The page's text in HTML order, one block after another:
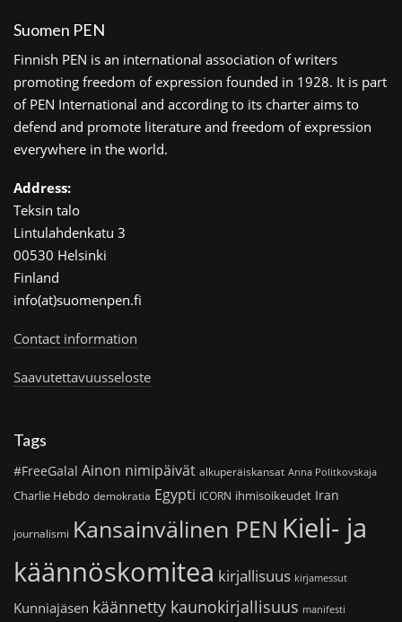
Suomen PEN
Finnish PEN is an international association of writers
promoting freedom of expression founded in 1928. It is part
of PEN International and according to its charter aims to
defend and promote literature and freedom of expression
everywhere in the world.
Address:
Teksin talo
Lintulahdenkatu 3
00530 Helsinki
Finland
info(at)suomenpen.fi
Contact information
Saavutettavuusseloste
Tags
#FreeGalal Ainon nimipäivät alkuperäiskansat Anna Politkovskaja
Charlie Hebdo demokratia Egypti ICORN ihmisoikeudet Iran
journalismi Kansainvälinen PEN Kieli- ja
käännöskomitea kirjallisuus kirjamessut
Kunniajäsen käännetty kaunokirjallisuus manifesti